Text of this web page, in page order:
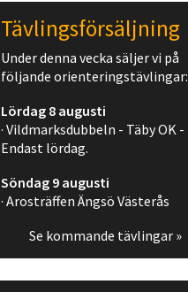
Tävlingsförsäljning
Under denna vecka säljer vi på
följande orienteringstävlingar:
Lördag 8 augusti
· Vildmarksdubbeln - Täby OK -
Endast lördag.
Söndag 9 augusti
· Arosträffen Ängsö Västerås
Se kommande tävlingar »